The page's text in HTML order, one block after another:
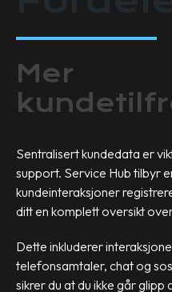
Mer
Sentralisert kundedata er
support. Service Hub tilbyr
kundeinteraksjoner
ditt en komplett oversikt
Dette inkluderer
telefonsamtaler, chat og
sikrer du at du ikke går